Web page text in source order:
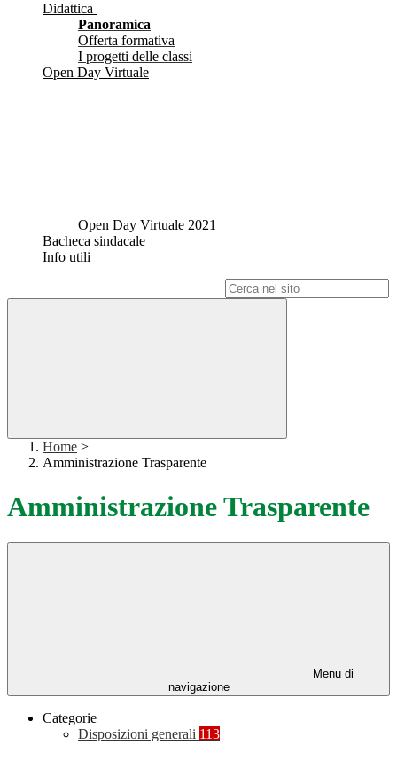
Didattica
Panoramica
Offerta formativa
I progetti delle classi
Open Day Virtuale
Open Day Virtuale 2021
Bacheca sindacale
Info utili
Home >
Amministrazione Trasparente
Amministrazione Trasparente
Menu di
navigazione
Categorie
Disposizioni generali 113